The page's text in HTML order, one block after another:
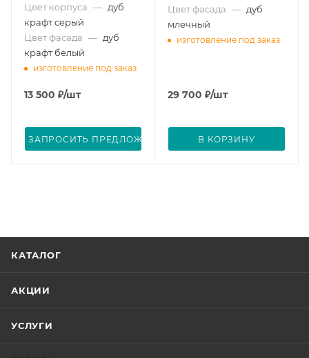
Цвет корпуса — дуб
крафт серый
Цвет фасада — дуб
крафт белый
изготовление под заказ
13 500 ₽/шт
ЗАПРОСИТЬ ПРЕДЛОЖЕНИЕ
Цвет фасада — дуб
млечный
изготовление под заказ
29 700 ₽/шт
В КОРЗИНУ
КАТАЛОГ
АКЦИИ
УСЛУГИ